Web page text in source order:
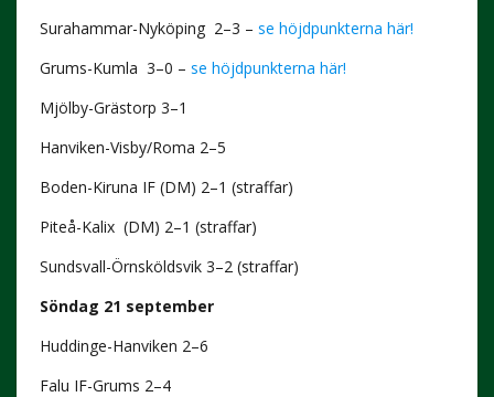
Surahammar-Nyköping 2–3 – se höjdpunkterna här!
Grums-Kumla 3–0 – se höjdpunkterna här!
Mjölby-Grästorp 3–1
Hanviken-Visby/Roma 2–5
Boden-Kiruna IF (DM) 2–1 (straffar)
Piteå-Kalix (DM) 2–1 (straffar)
Sundsvall-Örnsköldsvik 3–2 (straffar)
Söndag 21 september
Huddinge-Hanviken 2–6
Falu IF-Grums 2–4